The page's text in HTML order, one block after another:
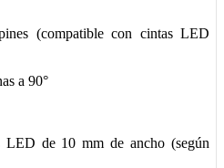
(compatible con cintas LED
a 90°
LED de 10 mm de ancho (según